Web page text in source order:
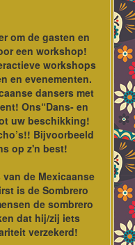
om de gasten en
een workshop!
workshops
en evenementen.
dansers met
Ons“Dans- en
uw beschikking!
Bijvoorbeeld
op z'n best!
de Mexicaanse
is de Sombrero
de sombrero
dat hij/zij iets
verzekerd!